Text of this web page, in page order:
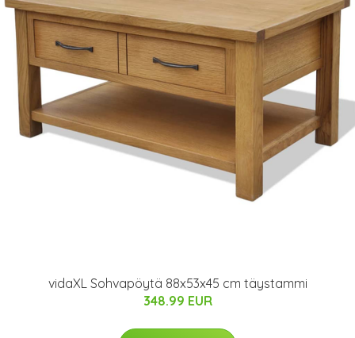
vidaXL Sohvapöytä 88x53x45 cm täystammi
348.99 EUR